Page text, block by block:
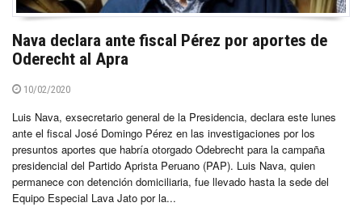
Nava declara ante fiscal Pérez por aportes de
Oderecht al Apra
10/02/2020
Luis Nava, exsecretario general de la Presidencia, declara este lunes
ante el fiscal José Domingo Pérez en las investigaciones por los
presuntos aportes que habría otorgado Odebrecht para la campaña
presidencial del Partido Aprista Peruano (PAP). Luis Nava, quien
permanece con detención domiciliaria, fue llevado hasta la sede del
Equipo Especial Lava Jato por la...